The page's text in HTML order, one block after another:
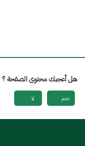
هل أعجبك محتوى الصفحة ؟
نعم لا